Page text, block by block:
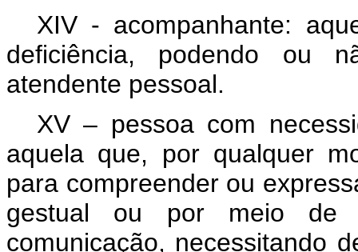
XIV - acompanhante:
deficiência, podendo ou
atendente pessoal.
XV – pessoa com
aquela que, por qualquer
para compreender ou
gestual ou por meio de
comunicação, necessitando